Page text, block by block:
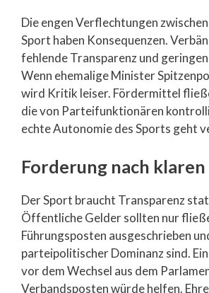
Die engen Verflechtungen
Sport haben Konsequenzen.
fehlende Transparenz und
Wenn ehemalige Minister
wird Kritik leiser. Fördermittel
die von Parteifunktionären
echte Autonomie des Sports geht
Forderung nach klaren
Der Sport braucht Transparenz
Öffentliche Gelder sollten nur
Führungsposten ausgeschrieben
parteipolitischer Dominanz sind.
vor dem Wechsel aus dem
Verbandsposten würde helfen.